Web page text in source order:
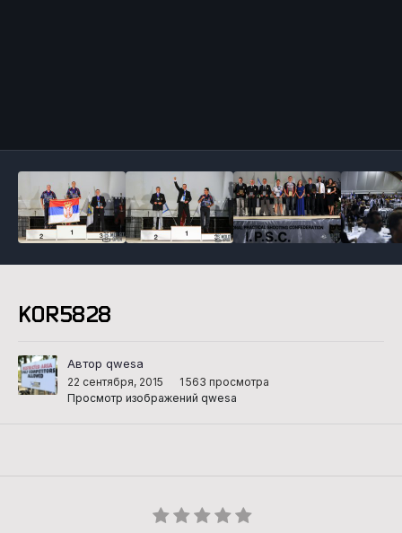
KOR5828
Автор qwesa
22 сентября, 2015
1 563 просмотра
Просмотр изображений qwesa